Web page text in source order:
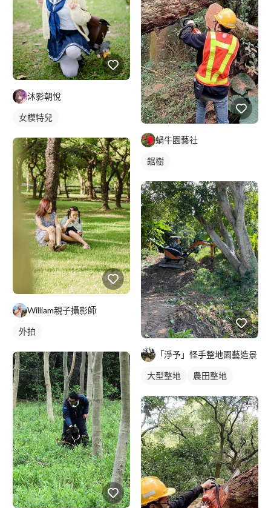
沐影朝悅
女模特兒
William親子攝影師
外拍
蝸牛園藝社
鋸樹
「淨予」怪手整地園藝造景
大型整地 農田整地